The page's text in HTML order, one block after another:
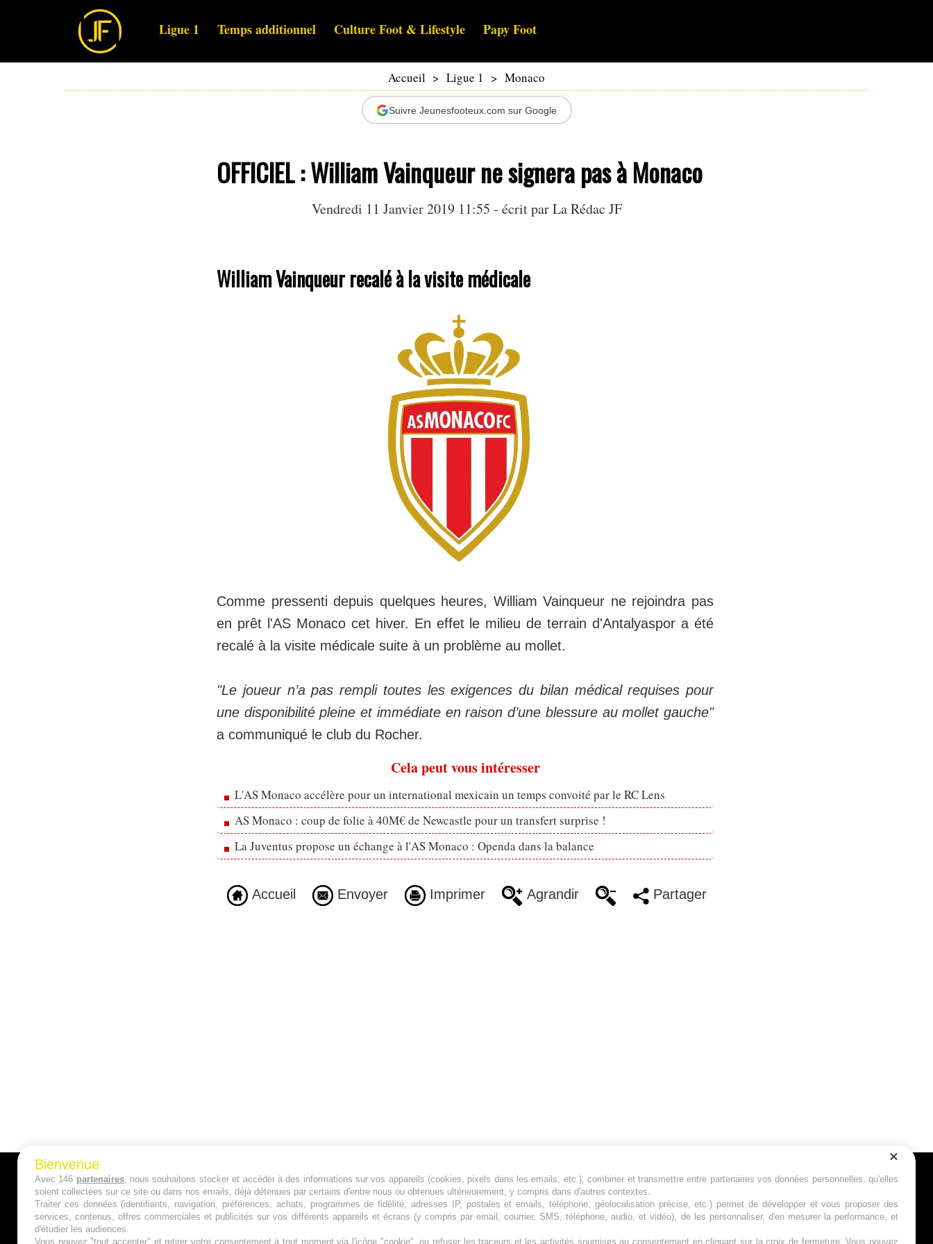
Ligue 1 Temps additionnel Culture Foot & Lifestyle Papy Foot
Accueil > Ligue 1 > Monaco
Suivre Jeunesfooteux.com sur Google
OFFICIEL : William Vainqueur ne signera pas à Monaco
Vendredi 11 Janvier 2019 11:55 - écrit par La Rédac JF
William Vainqueur recalé à la visite médicale
Comme pressenti depuis quelques heures, William Vainqueur ne rejoindra pas
en prêt l'AS Monaco cet hiver. En effet le milieu de terrain d'Antalyaspor a été
recalé à la visite médicale suite à un problème au mollet.
"Le joueur n’a pas rempli toutes les exigences du bilan médical requises pour
une disponibilité pleine et immédiate en raison d’une blessure au mollet gauche"
a communiqué le club du Rocher.
Cela peut vous intéresser
L'AS Monaco accélère pour un international mexicain un temps convoité par le RC Lens
AS Monaco : coup de folie à 40M€ de Newcastle pour un transfert surprise !
La Juventus propose un échange à l'AS Monaco : Openda dans la balance
Accueil Envoyer Imprimer Agrandir Partager
A PROPOS
Qui sommes nous ?
Mentions Légales
Jeunesfooteux est un média sportif qui traite
principalement de l'actualité de la Ligue 1 et
des grosses actualités de la Ligue 2 et du
Suivez-nous
Bienvenue
Avec 146 partenaires, nous souhaitons stocker et accéder à des informations sur vos appareils (cookies, pixels dans les emails, etc.), combiner et transmettre entre partenaires vos données personnelles, qu'elles
soient collectées sur ce site ou dans nos emails, déjà détenues par certains d'entre nous ou obtenues ultérieurement, y compris dans d'autres contextes.
Traiter ces données (identifiants, navigation, préférences, achats, programmes de fidélité, adresses IP, postales et emails, téléphone, géolocalisation précise, etc.) permet de développer et vous proposer des
services, contenus, offres commerciales et publicités sur vos différents appareils et écrans (y compris par email, courrier, SMS, téléphone, audio, et vidéo), de les personnaliser, d'en mesurer la performance, et
d'étudier les audiences.
Vous pouvez "tout accepter" et retirer votre consentement à tout moment via l'icône "cookie", ou refuser les traceurs et les activités soumises au consentement en cliquant sur la croix de fermeture. Vous pouvez